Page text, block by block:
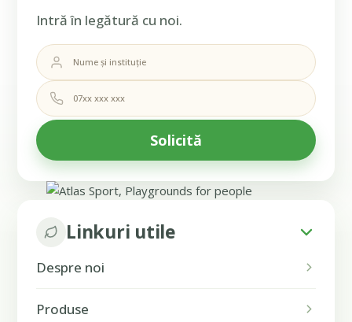
Linkuri utile
Despre noi
Produse
Intră în legătură cu noi.